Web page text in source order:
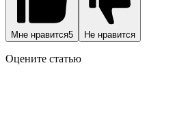
Мне нравится5 Не нравится
Оцените статью